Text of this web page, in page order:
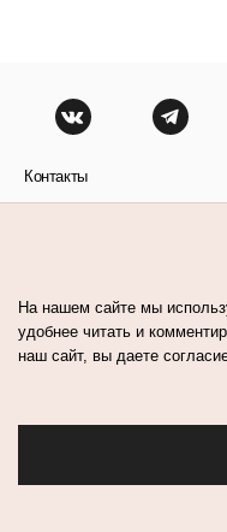
Контакты
На нашем сайте мы
удобнее читать и
наш сайт, вы даете